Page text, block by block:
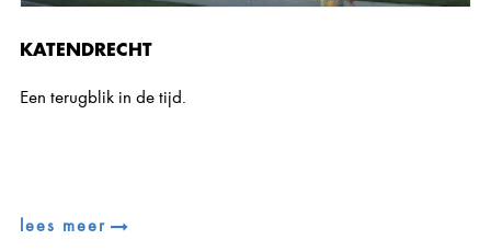
KATENDRECHT
Een terugblik in de tijd.
lees meer